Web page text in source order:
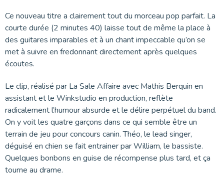
Ce nouveau titre a clairement tout du morceau pop parfait. La
courte durée (2 minutes 40) laisse tout de même la place à
des guitares imparables et à un chant impeccable qu’on se
met à suivre en fredonnant directement après quelques
écoutes.
Le clip, réalisé par La Sale Affaire avec Mathis Berquin en
assistant et le Winkstudio en production, reflète
radicalement l’humour absurde et le délire perpétuel du band.
On y voit les quatre garçons dans ce qui semble être un
terrain de jeu pour concours canin. Théo, le lead singer,
déguisé en chien se fait entrainer par William, le bassiste.
Quelques bonbons en guise de récompense plus tard, et ça
tourne au drame.